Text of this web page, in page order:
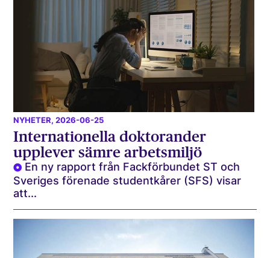
NYHETER, 2026-06-25
Internationella doktorander
upplever sämre arbetsmiljö
En ny rapport från Fackförbundet ST och
Sveriges förenade studentkårer (SFS) visar
att...